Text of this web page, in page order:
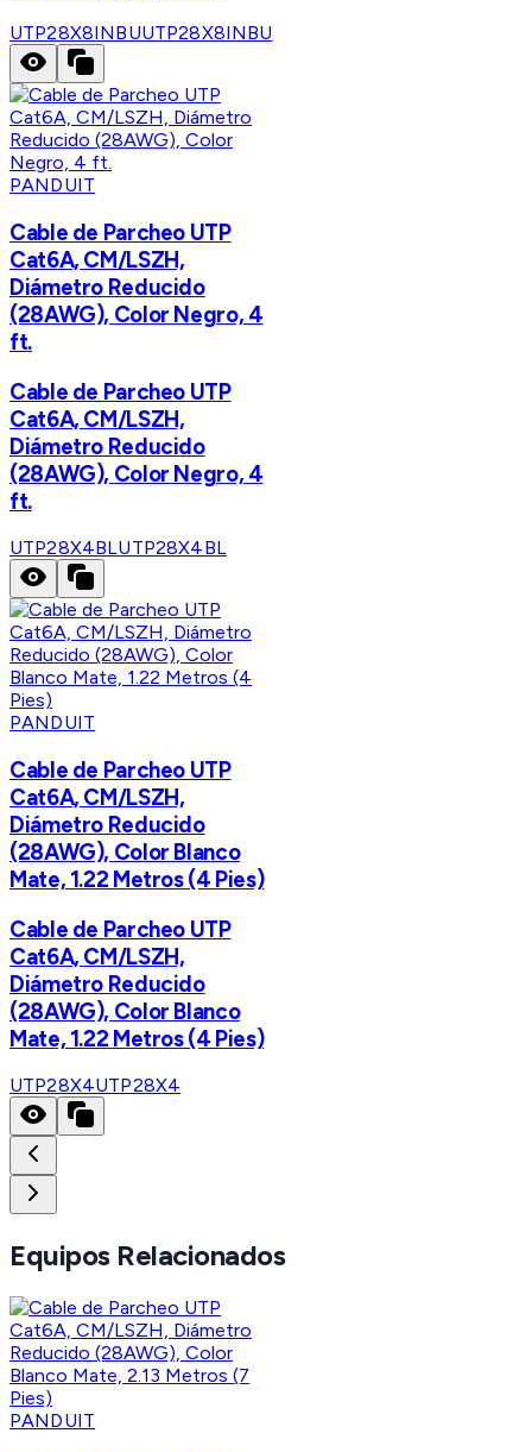
UTP28X8INBUUTP28X8INBU
PANDUIT
Cable de Parcheo UTP
Cat6A, CM/LSZH,
Diámetro Reducido
(28AWG), Color Negro, 4
ft.
Cable de Parcheo UTP
Cat6A, CM/LSZH,
Diámetro Reducido
(28AWG), Color Negro, 4
ft.
UTP28X4BLUTP28X4BL
PANDUIT
Cable de Parcheo UTP
Cat6A, CM/LSZH,
Diámetro Reducido
(28AWG), Color Blanco
Mate, 1.22 Metros (4 Pies)
Cable de Parcheo UTP
Cat6A, CM/LSZH,
Diámetro Reducido
(28AWG), Color Blanco
Mate, 1.22 Metros (4 Pies)
UTP28X4UTP28X4
Equipos Relacionados
PANDUIT